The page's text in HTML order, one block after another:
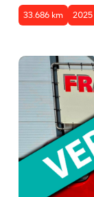
33.686 km 2025